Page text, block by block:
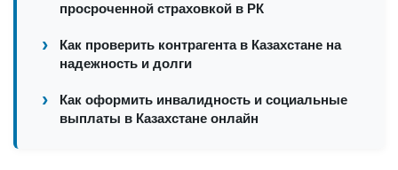
просроченной страховкой в РК
Как проверить контрагента в Казахстане на
надежность и долги
Как оформить инвалидность и социальные
выплаты в Казахстане онлайн